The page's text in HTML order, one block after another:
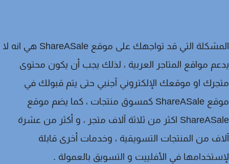
المشكلة التي قد تواجهك على موقع ShareASale هي انه لا
مواقع المتاجر العربية ، لذلك يجب أن يكون محتوى
او موقعك الإلكتروني آجنبي حتى يتم قبولك في
موقع ShareASale كمسوق منتجات ، كما يضم موقع
ShareASale اكثر من ثلاثة آلاف متجر ، و أكثر من عشرة
من المنتجات التسويقية ، وخدمات أخرى قابلة
في الأفلييت و التسويق بالعمولة .